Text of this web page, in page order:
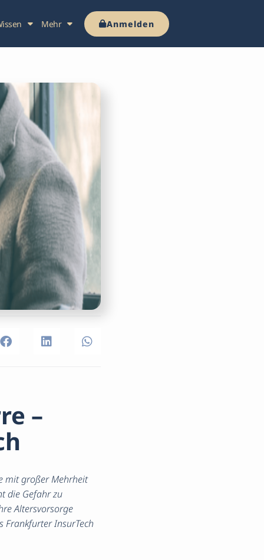
Mehr Anmelden
–
mit großer Mehrheit
die Gefahr zu
Altersvorsorge
Frankfurter InsurTech